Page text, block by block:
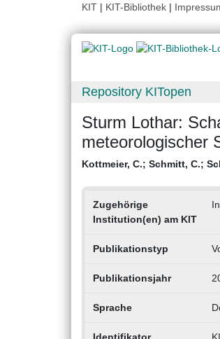
KIT | KIT-Bibliothek |
Repository KITopen
Sturm Lothar:
meteorologischer
Kottmeier, C.; Schmitt, C.;
Zugehörige
Institution(en) am KIT
Publikationstyp
Publikationsjahr
Sprache